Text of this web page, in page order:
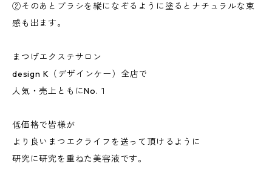
②そのあとブラシを縦になぞるように塗るとナチュラルな束
感も出ます。
まつげエクステサロン
design K（デザインケー）全店で
人気・売上ともにNo.１
低価格で皆様が
より良いまつエクライフを送って頂けるように
研究に研究を重ねた美容液です。